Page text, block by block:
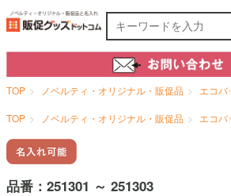
TOP ノベルティ・オリジナル・販促品 エコ
TOP ノベルティ・オリジナル・販促品 エコ
品番： 251301 ～ 251303